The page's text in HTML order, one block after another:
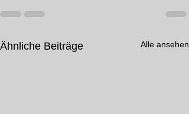
Ähnliche Beiträge Alle ansehen